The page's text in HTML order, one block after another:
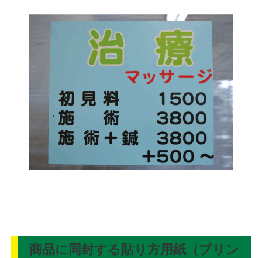
商品に同封する貼り方用紙（プリン